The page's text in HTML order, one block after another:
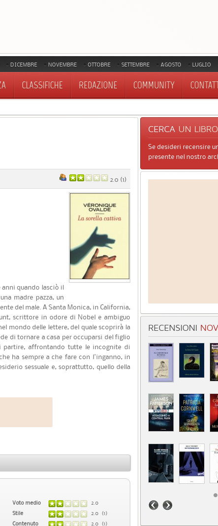
DICEMBRE NOVEMBRE OTTOBRE SETTEMBRE AGOSTO LUGLIO
CLASSIFICHE REDAZIONE COMMUNITY
2.0 (1)
anni quando lasciò il
madre pazza, un
del male. A Santa Monica, in California,
scrittore in odore di Nobel e ambiguo
mondo delle lettere, del quale scoprirà la
di tornare a casa per occuparsi del figlio
partire, affrontando tutte le incognite di
ha sempre a che fare con l'inganno, in
sessuale e, soprattutto, quello della
Voto medio
2.0
Stile
2.0 (1)
Contenuto
2.0 (1)
CERCA UN
Se desideri recensire
presente nel nostro
RECENSIONI